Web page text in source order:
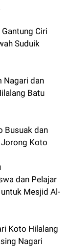
Ciri
Suduik
Nagari dan
Batu
Busuak dan
Jorong Koto
dan Pelajar
Mesjid Al-
Koto Hilalang
Nagari